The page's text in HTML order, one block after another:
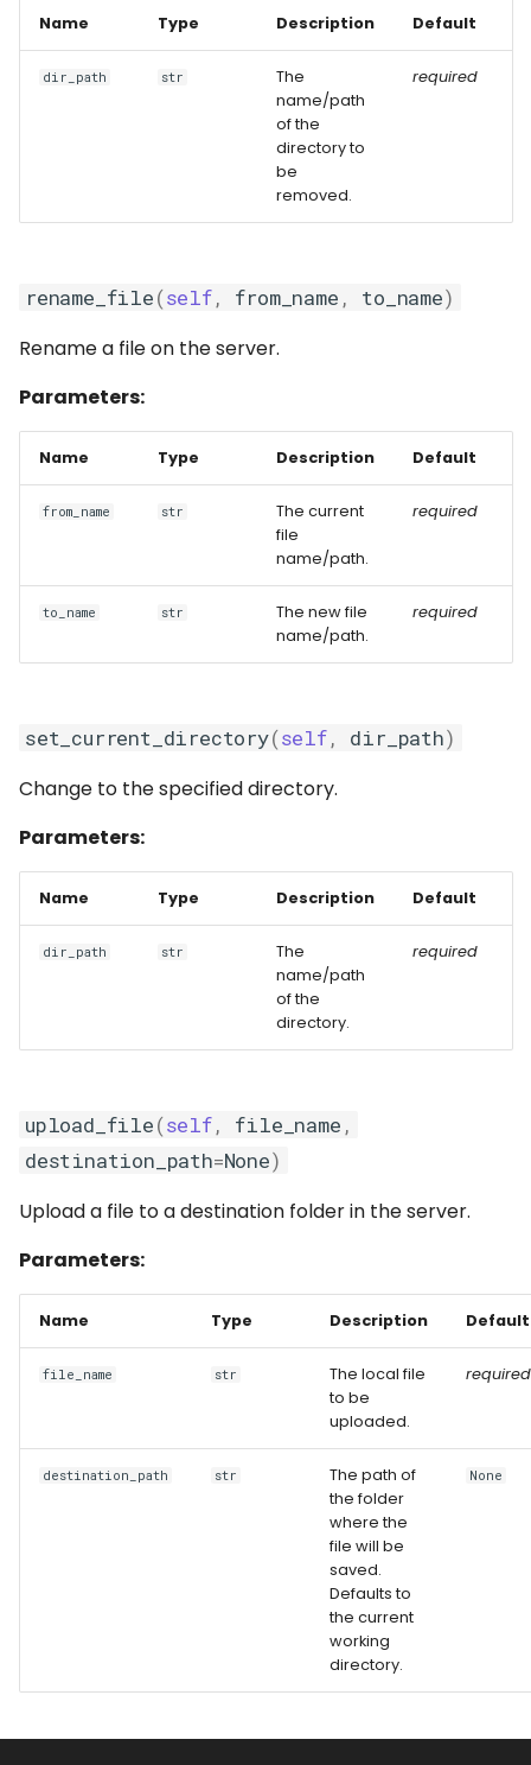
Name Type Description Default
dir_path str
The
name/path
of the
directory to
be
removed.
required
rename_file(self, from_name , to_name)
Rename a file on the server.
Parameters:
Name Type Description Default
from_name str
The current
file
name/path.
required
to_name str
The new file
name/path.
required
set_current_directory(self, dir_path)
Change to the specified directory.
Parameters:
Name Type Description Default
dir_path str
The
name/path
of the
directory.
required
upload_file(self, file_name ,
destination_path=None)
Upload a file to a destination folder in the server.
Parameters:
Name Type Description Default
file_name str
The local file
to be
uploaded.
required
destination_path str
The path of
the folder
where the
file will be
saved.
Defaults to
the current
working
directory.
None